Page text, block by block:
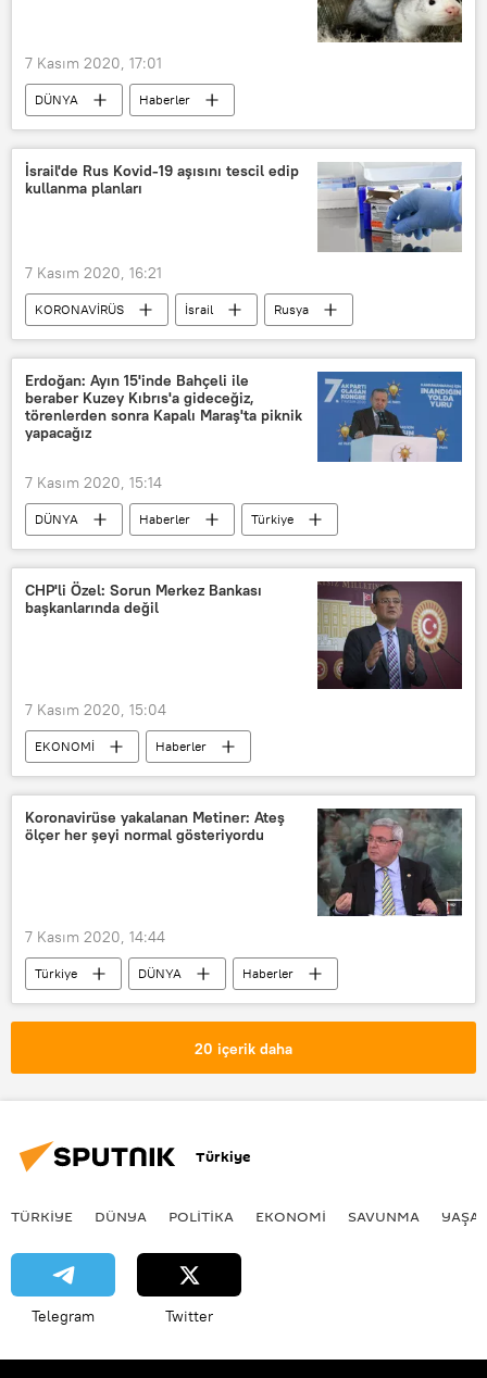
7 Kasım 2020, 17:01
DÜNYA
Haberler
Koronavirüs
Vizon
Hollanda
Danimarka
İtalya
İspanya
ABD
İsveç
İsrail'de Rus Kovid-19 aşısını tescil edip
kullanma planları
7 Kasım 2020, 16:21
KORONAVİRÜS İsrail
Rusya
Koronavirüs
Aşı Sputnik V
Erdoğan: Ayın 15'inde Bahçeli ile
beraber Kuzey Kıbrıs'a gideceğiz,
törenlerden sonra Kapalı Maraş'ta piknik
yapacağız
7 Kasım 2020, 15:14
DÜNYA Haberler
Türkiye
Recep Tayyip Erdoğan
Kahramanmaraş
Devlet Bahçeli
AK Parti
MHP
CHP'li Özel: Sorun Merkez Bankası
başkanlarında değil
7 Kasım 2020, 15:04
EKONOMİ
Haberler
Özgür Özel
Merkez Bankası
Murat Uysal
Naci Ağbal
Eleştiri
Koronavirüse yakalanan Metiner: Ateş
ölçer her şeyi normal gösteriyordu
7 Kasım 2020, 14:44
Türkiye DÜNYA
Haberler
AK Parti
Mehmet Metiner
Belirti
Ateş
20 içerik daha
Türkiye
TÜRKIYE DÜNYA POLİTİKA EKONOMİ SAVUNMA
Telegram Twitter